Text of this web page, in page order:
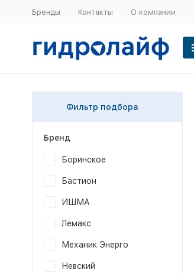
Бренды Контакты О компании
Фильтр подбора
Бренд
Боринское
Бастион
ИШМА
Лемакс
Механик Энерго
Невский